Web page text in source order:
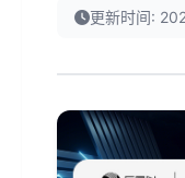
更新时间: